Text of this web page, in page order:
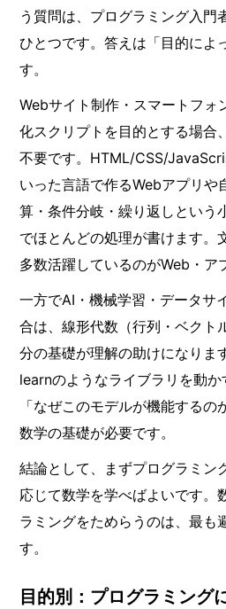
う質問は、プログラミング入門
ひとつです。答えは「目的によ
す。
Webサイト制作・スマートフォ
化スクリプトを目的とする場合
不要です。HTML/CSS/
いった言語で作るWebアプリや
算・条件分岐・繰り返しという
でほとんどの処理が書けます。
多数活躍しているのがWeb・ア
一方でAI・機械学習・データサ
合は、線形代数（行列・ベクト
分の基礎が理解の助けになり
learnのようなライブラリを動か
「なぜこのモデルが機能する
数学の基礎が必要です。
結論として、まずプログラミン
応じて数学を学べばよいです。
ラミングをためらうのは、最も
す。
目的別：プログラミング